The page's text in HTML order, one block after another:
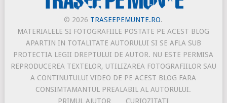
© 2026 TRASEEPEMUNTE.RO.
MATERIALELE SI FOTOGRAFIILE POSTATE PE ACEST BLOG
APARTIN IN TOTALITATE AUTORULUI SI SE AFLA SUB
PROTECTIA LEGII DREPTULUI DE AUTOR. NU ESTE PERMISA
REPRODUCEREA TEXTELOR, UTILIZAREA FOTOGRAFIILOR SAU
A CONTINUTULUI VIDEO DE PE ACEST BLOG FARA
CONSIMTAMANTUL PREALABIL AL AUTORULUI.
PRIMUL AJUTOR
CURIOZITATI